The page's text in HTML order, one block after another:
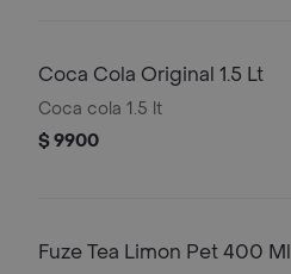
Coca Cola Original 1.5 Lt
Coca cola 1.5 lt
$ 9900
Fuze Tea Limon Pet 400 Ml